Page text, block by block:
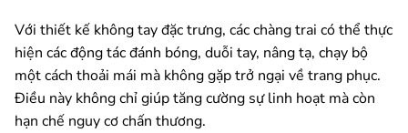
Với thiết kế không tay đặc trưng, các chàng trai có thể thực
hiện các động tác đánh bóng, duỗi tay, nâng tạ, chạy bộ
một cách thoải mái mà không gặp trở ngại về trang phục.
Điều này không chỉ giúp tăng cường sự linh hoạt mà còn
hạn chế nguy cơ chấn thương.